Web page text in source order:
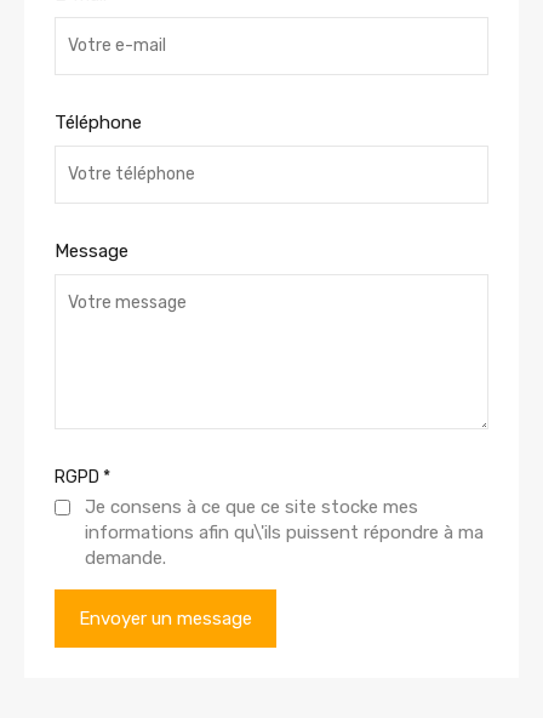
Téléphone
Message
RGPD *
Je consens à ce que ce site stocke mes
informations afin qu\'ils puissent répondre à ma
demande.